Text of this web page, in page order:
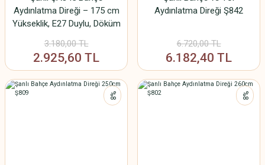
Aydınlatma Direği – 175 cm
Yükseklik, E27 Duylu, Döküm
3.180,00 TL
2.925,60 TL
Aydınlatma Direği Ş842
6.720,00 TL
6.182,40 TL
%8 %8